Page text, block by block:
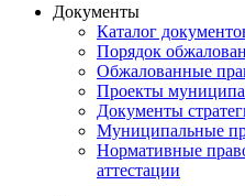
Документы
Каталог
Порядок
Обжалованные
Проекты
Документы
Муниципальные
Нормативные
аттестации